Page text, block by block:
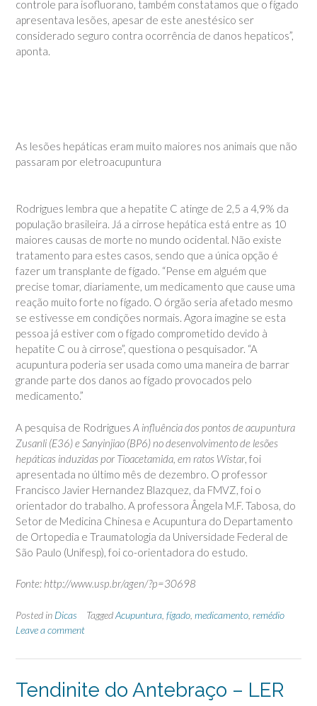
controle para isofluorano, também constatamos que o fígado
apresentava lesões, apesar de este anestésico ser
considerado seguro contra ocorrência de danos hepaticos”,
aponta.
As lesões hepáticas eram muito maiores nos animais que não
passaram por eletroacupuntura
Rodrigues lembra que a hepatite C atinge de 2,5 a 4,9% da
população brasileira. Já a cirrose hepática está entre as 10
maiores causas de morte no mundo ocidental. Não existe
tratamento para estes casos, sendo que a única opção é
fazer um transplante de fígado. “Pense em alguém que
precise tomar, diariamente, um medicamento que cause uma
reação muito forte no fígado. O órgão seria afetado mesmo
se estivesse em condições normais. Agora imagine se esta
pessoa já estiver com o fígado comprometido devido à
hepatite C ou à cirrose”, questiona o pesquisador. “A
acupuntura poderia ser usada como uma maneira de barrar
grande parte dos danos ao fígado provocados pelo
medicamento.”
A pesquisa de Rodrigues A influência dos pontos de acupuntura
Zusanli (E36) e Sanyinjiao (BP6) no desenvolvimento de lesões
hepáticas induzidas por Tioacetamida, em ratos Wistar, foi
apresentada no último mês de dezembro. O professor
Francisco Javier Hernandez Blazquez, da FMVZ, foi o
orientador do trabalho. A professora Ângela M.F. Tabosa, do
Setor de Medicina Chinesa e Acupuntura do Departamento
de Ortopedia e Traumatologia da Universidade Federal de
São Paulo (Unifesp), foi co-orientadora do estudo.
Fonte: http://www.usp.br/agen/?p=30698
Posted in Dicas TaggedAcupuntura fígado medicamento remédio
Leave a comment
Tendinite do Antebraço – LER